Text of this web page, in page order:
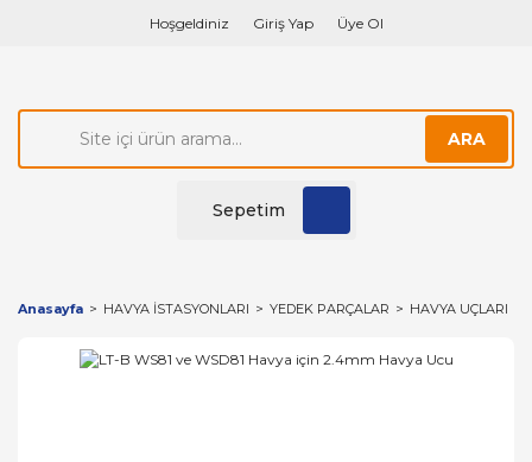
Hoşgeldiniz Giriş Yap Üye Ol
ARA
Sepetim
Anasayfa HAVYA İSTASYONLARI YEDEK PARÇALAR HAVYA UÇLARI